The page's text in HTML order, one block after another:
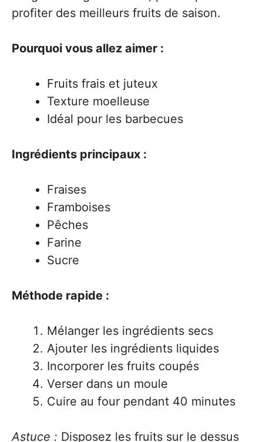
profiter des meilleurs fruits de saison.
Pourquoi vous allez aimer :
Fruits frais et juteux
Texture moelleuse
Idéal pour les barbecues
Ingrédients principaux :
Fraises
Framboises
Pêches
Farine
Sucre
Méthode rapide :
Mélanger les ingrédients secs
Ajouter les ingrédients liquides
Incorporer les fruits coupés
Verser dans un moule
Cuire au four pendant 40 minutes
Astuce : Disposez les fruits sur le dessus